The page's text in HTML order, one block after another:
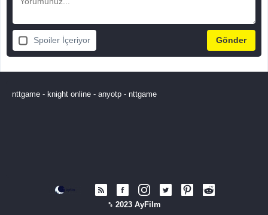
Spoiler İçeriyor
nttgame - knight online - anyotp - nttgame
␈ 2023 AyFilm